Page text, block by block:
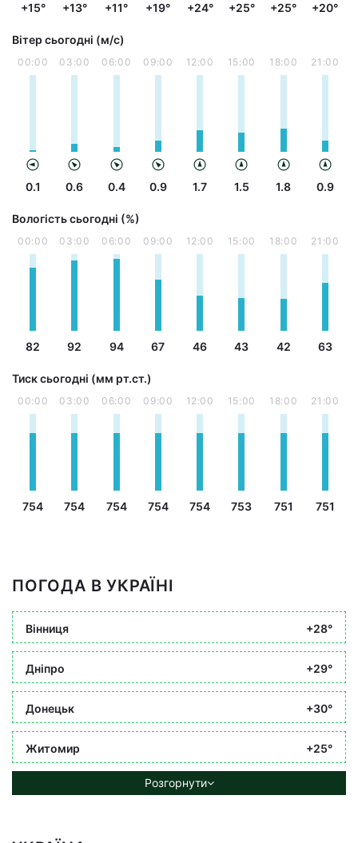
+15° +13° +11° +19° +24° +25° +25° +20°
Вітер сьогодні (м/с)
00:00
0.1
03:00
0.6
06:00
0.4
09:00
0.9
12:00
1.7
15:00
1.5
18:00
1.8
21:00
0.9
Вологість сьогодні (%)
00:00
82
03:00
92
06:00
94
09:00
67
12:00
46
15:00
43
18:00
42
21:00
63
Тиск сьогодні (мм рт.ст.)
00:00
754
03:00
754
06:00
754
09:00
754
12:00
754
15:00
753
18:00
751
21:00
751
ПОГОДА В УКРАЇНІ
Вінниця +28°
Дніпро +29°
Донецьк +30°
Житомир +25°
Розгорнути